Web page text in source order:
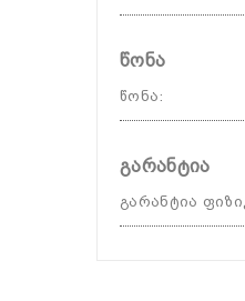
წონა
წონა:
გარანტია
გარანტია